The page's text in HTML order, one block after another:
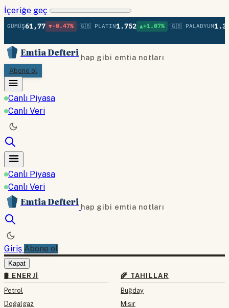
İçeriğe geç
61,77 ▼-0.47% •🇬🇧 PLATIN1.752 ▲+1.07% •🇬🇧 PALADYUM1.370
Emtia Defteri hap gibi emtia notları
Abone ol
Canlı Piyasa
Canlı Veri
Canlı Piyasa
Canlı Veri
Emtia Defteri hap gibi emtia notları
Giriş Abone ol
Kapat
🛢 ENERJI
Petrol
Doğalgaz
🌾 TAHILLAR
Buğday
Mısır